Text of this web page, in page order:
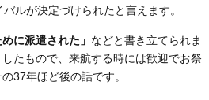
ルが決定づけられたと言えます。
に派遣された」 などと書き立てられま
たもので、来航する時には歓迎でお祭
37年ほど後の話です。